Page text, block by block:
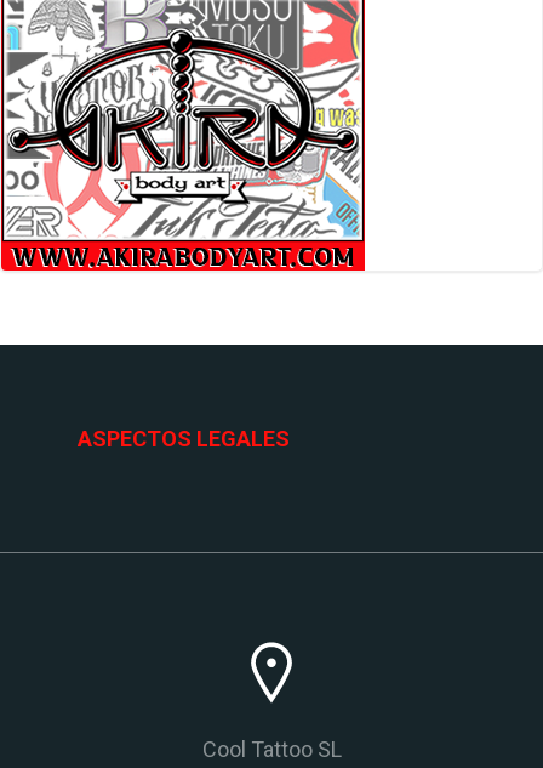
ASPECTOS LEGALES
Cool Tattoo SL